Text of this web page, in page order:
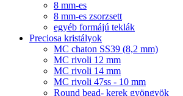
8 mm-es
8 mm-es zsorzsett
egyéb formájú teklák
Preciosa kristályok
MC chaton SS39 (8,2 mm)
MC rivoli 12 mm
MC rivoli 14 mm
MC rivoli 47ss - 10 mm
Round bead- kerek gyöngyök